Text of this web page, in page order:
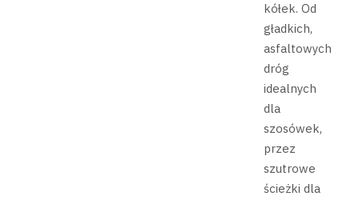
kółek. Od
gładkich,
asfaltowych
dróg
idealnych
dla
szosówek,
przez
szutrowe
ścieżki dla